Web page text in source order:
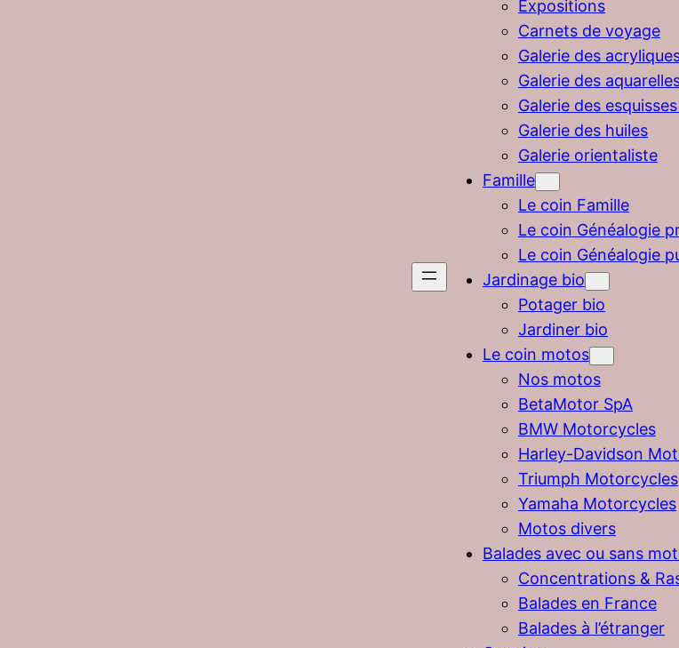
Expositions
Carnets de voyage
Galerie des
Galerie des
Galerie des
Galerie des huiles
Galerie orientaliste
Famille
Le coin Famille
Le coin Généalogie
Le coin Généalogie
Jardinage bio
Potager bio
Jardiner bio
Le coin motos
Nos motos
BetaMotor SpA
BMW Motorcycles
Harley-Davidson
Triumph Motorcycles
Yamaha Motorcycles
Motos divers
Balades avec ou sans
Concentrations &
Balades en France
Balades à l’étranger